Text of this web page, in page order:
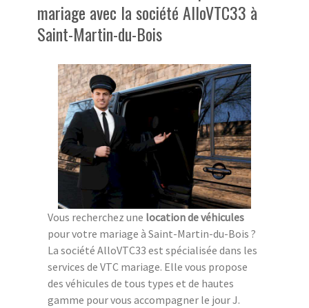
mariage avec la société AlloVTC33 à
Saint-Martin-du-Bois
Vous recherchez une location de véhicules
pour votre mariage à Saint-Martin-du-Bois ?
La société AlloVTC33 est spécialisée dans les
services de VTC mariage. Elle vous propose
des véhicules de tous types et de hautes
gamme pour vous accompagner le jour J.